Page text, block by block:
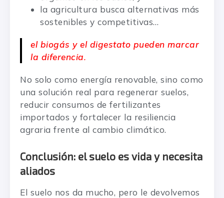
la agricultura busca alternativas más
sostenibles y competitivas…
el biogás y el digestato pueden marcar
la diferencia.
No solo como energía renovable, sino como
una solución real para regenerar suelos,
reducir consumos de fertilizantes
importados y fortalecer la resiliencia
agraria frente al cambio climático.
Conclusión: el suelo es vida y necesita
aliados
El suelo nos da mucho, pero le devolvemos